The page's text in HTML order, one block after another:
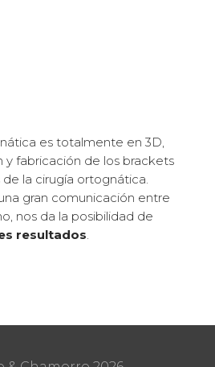
es totalmente en 3D,
y fabricación de los brackets
de la cirugía ortognática.
gran comunicación entre
nos da la posibilidad de
resultados.